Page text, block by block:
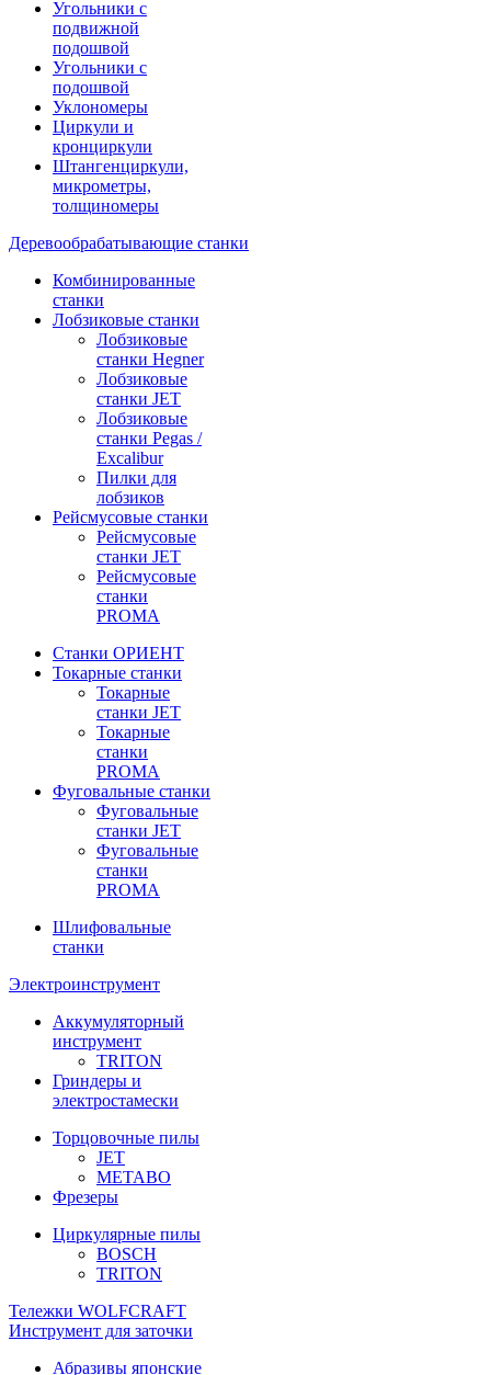
Угольники с
подвижной
подошвой
Угольники с
подошвой
Уклономеры
Циркули и
кронциркули
Штангенциркули,
микрометры,
толщиномеры
Деревообрабатывающие станки
Комбинированные
станки
Лобзиковые станки
Лобзиковые
станки Hegner
Лобзиковые
станки JET
Лобзиковые
станки Pegas /
Excalibur
Пилки для
лобзиков
Рейсмусовые станки
Рейсмусовые
станки JET
Рейсмусовые
станки
PROMA
Станки ОРИЕНТ
Токарные станки
Toкарные
станки JET
Токарные
станки
PROMA
Фуговальные станки
Фуговальные
станки JET
Фуговальные
станки
PROMA
Шлифовальные
станки
Электроинструмент
Аккумуляторный
инструмент
TRITON
Гриндеры и
электростамески
Торцовочные пилы
JET
METABO
Фрезеры
Циркулярные пилы
BOSCH
TRITON
Тележки WOLFCRAFT
Инструмент для заточки
Абразивы японские